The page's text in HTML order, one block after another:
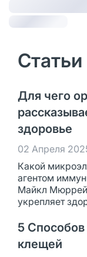
Статьи
Для чего
здоровье
02 Апреля
Какой
агентом
Майкл Мюррей
укрепляет
5
клещей